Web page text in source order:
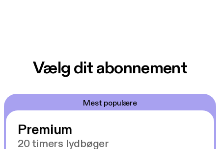
Vælg dit abonnement
Mest populære
Premium
20 timers lydbøger